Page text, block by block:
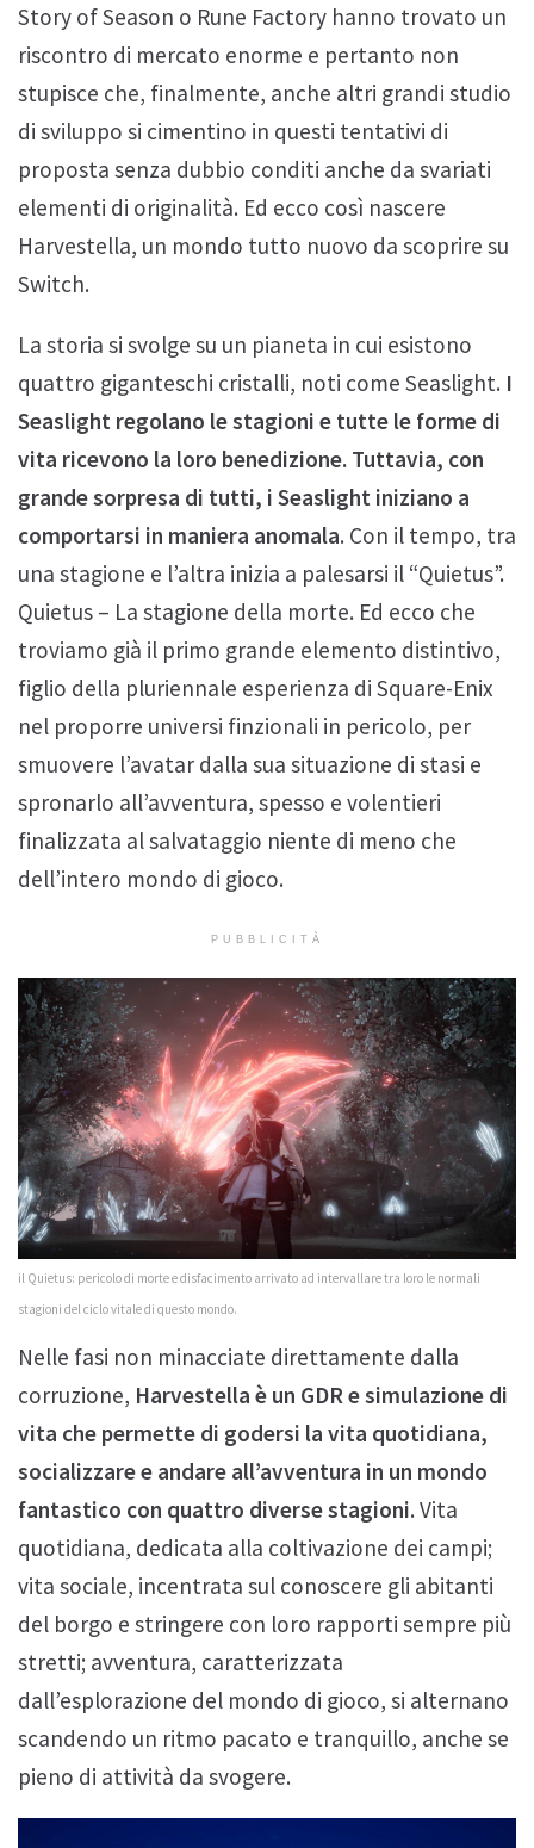
Story of Season o Rune Factory hanno trovato un
riscontro di mercato enorme e pertanto non
stupisce che, finalmente, anche altri grandi studio
di sviluppo si cimentino in questi tentativi di
proposta senza dubbio conditi anche da svariati
elementi di originalità. Ed ecco così nascere
Harvestella, un mondo tutto nuovo da scoprire su
Switch.
La storia si svolge su un pianeta in cui esistono
quattro giganteschi cristalli, noti come Seaslight. I
Seaslight regolano le stagioni e tutte le forme di
vita ricevono la loro benedizione. Tuttavia, con
grande sorpresa di tutti, i Seaslight iniziano a
comportarsi in maniera anomala. Con il tempo, tra
una stagione e l’altra inizia a palesarsi il “Quietus”.
Quietus – La stagione della morte. Ed ecco che
troviamo già il primo grande elemento distintivo,
figlio della pluriennale esperienza di Square-Enix
nel proporre universi finzionali in pericolo, per
smuovere l’avatar dalla sua situazione di stasi e
spronarlo all’avventura, spesso e volentieri
finalizzata al salvataggio niente di meno che
dell’intero mondo di gioco.
PUBBLICITÀ
il Quietus: pericolo di morte e disfacimento arrivato ad intervallare tra loro le normali
stagioni del ciclo vitale di questo mondo.
Nelle fasi non minacciate direttamente dalla
corruzione, Harvestella è un GDR e simulazione di
vita che permette di godersi la vita quotidiana,
socializzare e andare all’avventura in un mondo
fantastico con quattro diverse stagioni. Vita
quotidiana, dedicata alla coltivazione dei campi;
vita sociale, incentrata sul conoscere gli abitanti
del borgo e stringere con loro rapporti sempre più
stretti; avventura, caratterizzata
dall’esplorazione del mondo di gioco, si alternano
scandendo un ritmo pacato e tranquillo, anche se
pieno di attività da svogere.